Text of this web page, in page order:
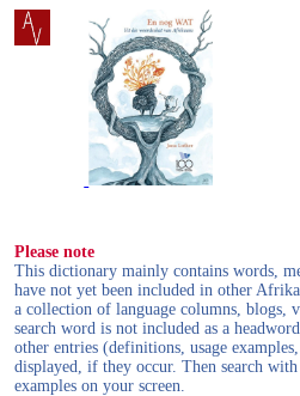
Please note
This dictionary mainly contains words,
have not yet been included in other
a collection of language columns, blogs,
search word is not included as a
other entries (definitions, usage
displayed, if they occur. Then search
examples on your screen.